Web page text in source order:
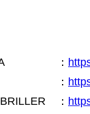
：
：
：